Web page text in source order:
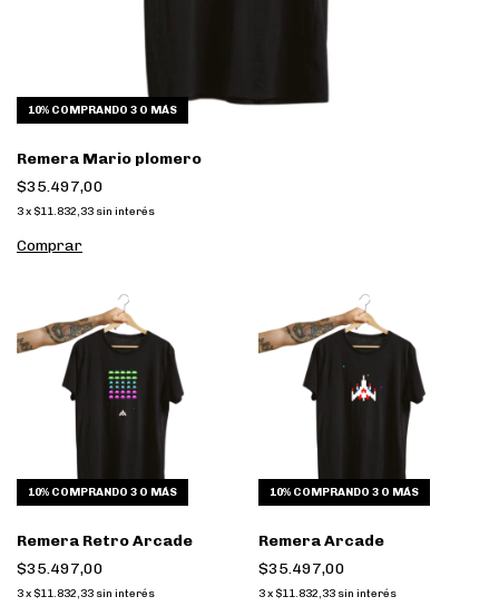
10% COMPRANDO 3 O MÁS
Remera Mario plomero
$35.497,00
3x $11.832,33 sin interés
Comprar
10% COMPRANDO 3 O MÁS
Remera Retro Arcade
$35.497,00
3x $11.832,33 sin interés
10% COMPRANDO 3 O MÁS
Remera Arcade
$35.497,00
3 x $11.832,33 sin interés